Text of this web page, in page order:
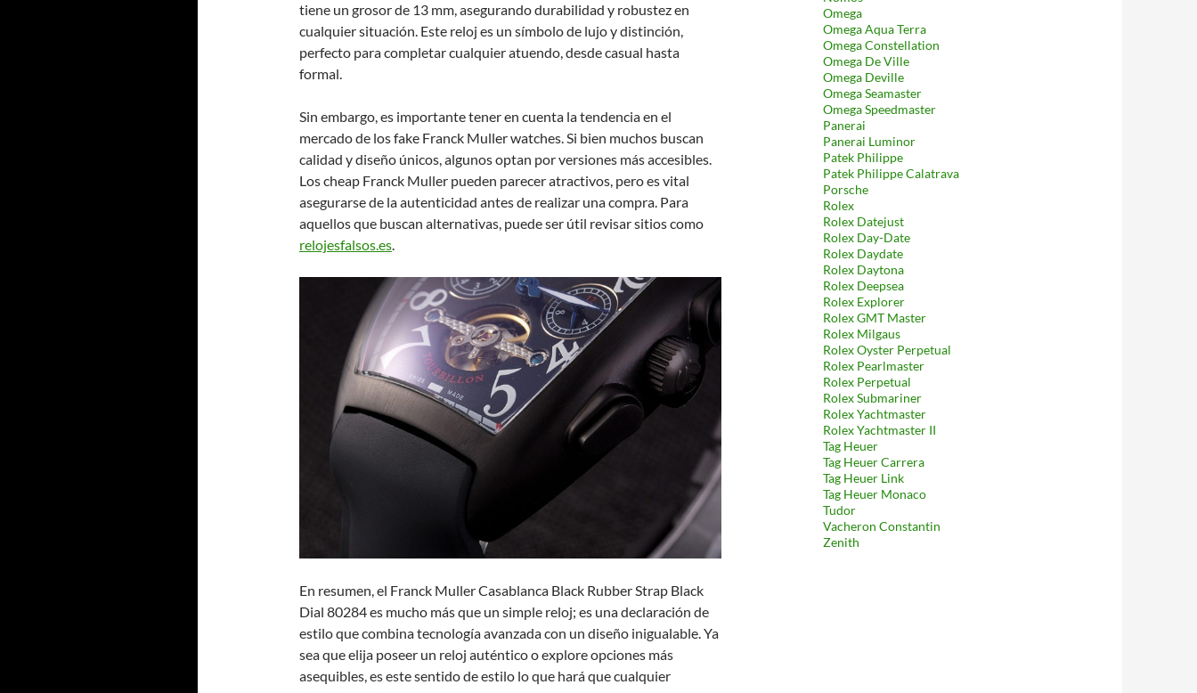
tiene un grosor de 13 mm, asegurando durabilidad y robustez en
cualquier situación. Este reloj es un símbolo de lujo y distinción,
perfecto para completar cualquier atuendo, desde casual hasta
formal.
Sin embargo, es importante tener en cuenta la tendencia en el
mercado de los fake Franck Muller watches. Si bien muchos buscan
calidad y diseño únicos, algunos optan por versiones más accesibles.
Los cheap Franck Muller pueden parecer atractivos, pero es vital
asegurarse de la autenticidad antes de realizar una compra. Para
aquellos que buscan alternativas, puede ser útil revisar sitios como
relojesfalsos.es.
En resumen, el Franck Muller Casablanca Black Rubber Strap Black
Dial 80284 es mucho más que un simple reloj; es una declaración de
estilo que combina tecnología avanzada con un diseño inigualable. Ya
sea que elija poseer un reloj auténtico o explore opciones más
asequibles, es este sentido de estilo lo que hará que cualquier
Omega
Omega Aqua Terra
Omega Constellation
Omega De Ville
Omega Deville
Omega Seamaster
Omega Speedmaster
Panerai
Panerai Luminor
Patek Philippe
Patek Philippe Calatrava
Porsche
Rolex
Rolex Datejust
Rolex Day-Date
Rolex Daydate
Rolex Daytona
Rolex Deepsea
Rolex Explorer
Rolex GMT Master
Rolex Milgaus
Rolex Oyster Perpetual
Rolex Pearlmaster
Rolex Perpetual
Rolex Submariner
Rolex Yachtmaster
Rolex Yachtmaster II
Tag Heuer
Tag Heuer Carrera
Tag Heuer Link
Tag Heuer Monaco
Tudor
Vacheron Constantin
Zenith